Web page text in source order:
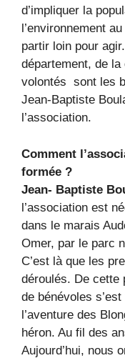
d’impliquer la
l’environnement
partir loin pour
département, de
volontés sont les
Jean-Baptiste
l’association.
Comment
formée ?
Jean- Baptiste
l’association est
dans le marais
Omer, par le parc
C’est là que les
déroulés. De cette
de bénévoles
l’aventure des
héron. Au fil des
Aujourd’hui, nous